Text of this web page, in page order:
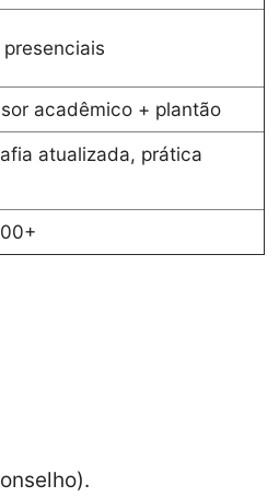
acadêmico + plantão
atualizada, prática